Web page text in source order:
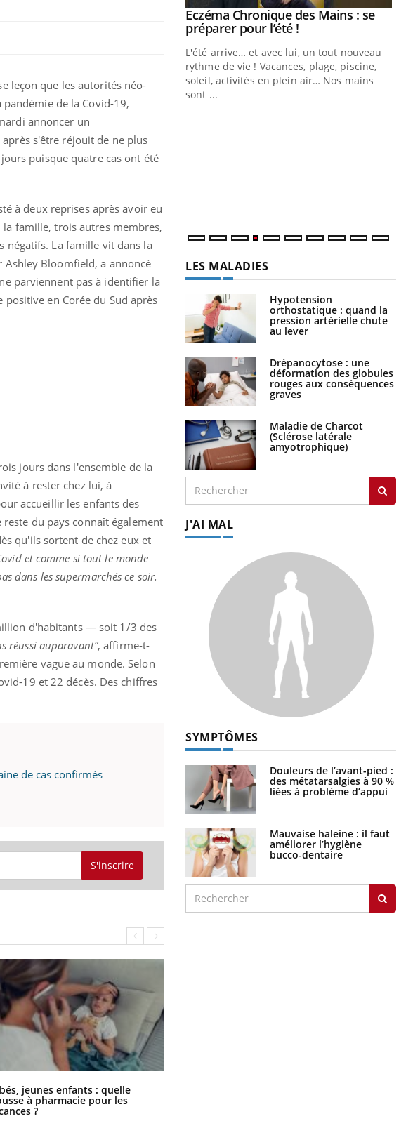
leçon que les autorités néo-
de la Covid-19,
annoncer un
s'être réjouit de ne plus
puisque quatre cas ont été
à deux reprises après avoir eu
famille, trois autres membres,
négatifs. La famille vit dans la
Ashley Bloomfield, a annoncé
parviennent pas à identifier la
en Corée du Sud après
jours dans l'ensemble de la
à rester chez lui, à
accueillir les enfants des
du pays connaît également
qu'ils sortent de chez eux et
et comme si tout le monde
dans les supermarchés ce soir.
d'habitants — soit 1/3 des
réussi auparavant”, affirme-t-
vague au monde. Selon
19 et 22 décès. Des chiffres
de cas confirmés
S'inscrire
jeunes enfants : quelle
à pharmacie pour les
?
comme parfois chez les soignants.
Youtube
Eczéma Chronique des Mains : se
préparer pour l’été !Youtube
L'été arrive… et avec lui, un tout nouveau
rythme de vie ! Vacances, plage, piscine,
soleil, activités en plein air… Nos mains
sont ...
LES MALADIES
Hypotension
orthostatique : quand la
pression artérielle chute
au lever
Drépanocytose : une
déformation des globules
rouges aux conséquences
graves
Maladie de Charcot
(Sclérose latérale
amyotrophique)
J'AI MAL
SYMPTÔMES
Douleurs de l’avant-pied :
des métatarsalgies à 90 %
liées à problème d’appui
Mauvaise haleine : il faut
améliorer l’hygiène
bucco-dentaire